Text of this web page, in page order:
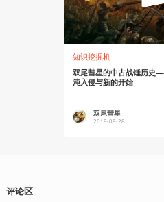
知识挖掘机
双尾彗星的中古战锤历史
沌入侵与新的开始
双尾彗星
2019-09-28
评论区